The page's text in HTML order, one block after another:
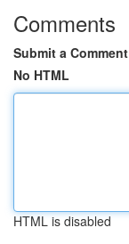
Comments
Submit a Comment
No HTML
HTML is disabled